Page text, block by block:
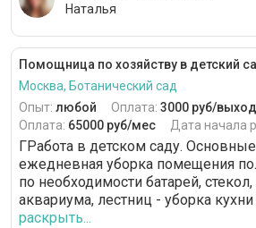
Наталья
Помощница по хозяйству в детский
Москва, Ботанический сад
Опыт: любой Оплата: 3000 руб/выход
Оплата: 65000 руб/мес Дата начала
ГРабота в детском саду.
ежедневная уборка помещения
по необходимости батарей,
аквариума, лестниц - уборка
раскрыть...